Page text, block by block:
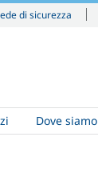
di sicurezza
Dove siamo